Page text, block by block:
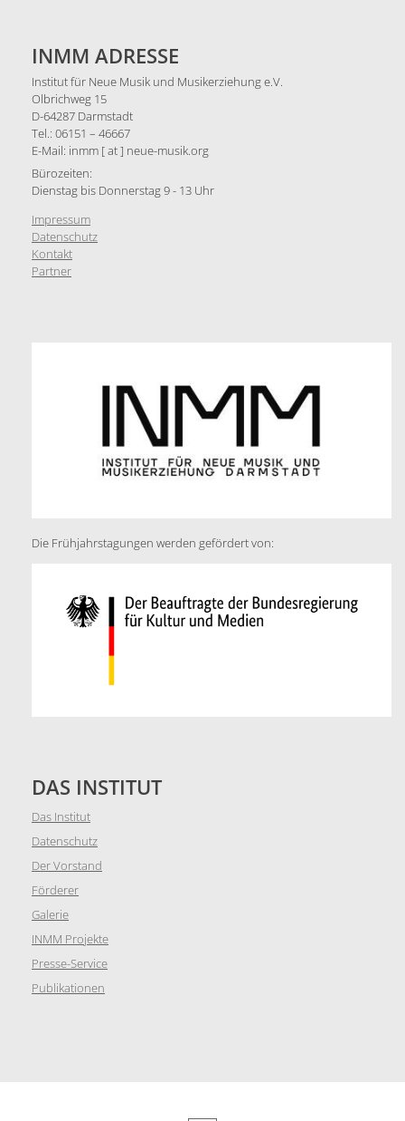
INMM ADRESSE
Institut für Neue Musik und Musikerziehung e.V.
Olbrichweg 15
D-64287 Darmstadt
Tel.: 06151 – 46667
E-Mail: inmm [ at ] neue-musik.org
Bürozeiten:
Dienstag bis Donnerstag 9 - 13 Uhr
Impressum
Datenschutz
Kontakt
Partner
Die Frühjahrstagungen werden gefördert von:
DAS INSTITUT
Das Institut
Datenschutz
Der Vorstand
Förderer
Galerie
INMM Projekte
Presse-Service
Publikationen